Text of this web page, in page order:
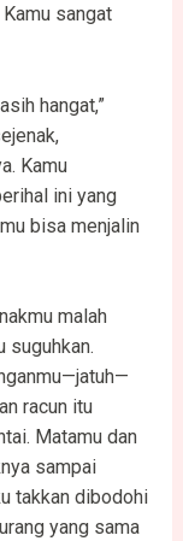
sangat
hangat,”
Kamu
ini yang
bisa menjalin
malah
suguhkan.
racun itu
Matamu dan
sampai
takkan dibodohi
yang sama